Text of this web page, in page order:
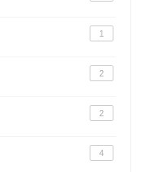
1
2
2
4